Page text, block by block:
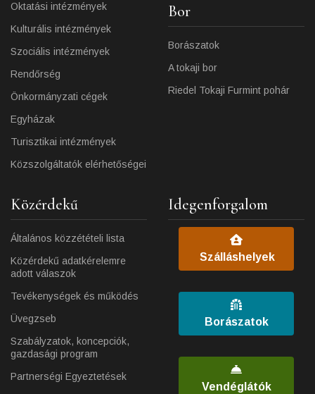
Oktatási intézmények
Kulturális intézmények
Szociális intézmények
Rendőrség
Önkormányzati cégek
Egyházak
Turisztikai intézmények
Közszolgáltatók elérhetőségei
Bor
Borászatok
A tokaji bor
Riedel Tokaji Furmint pohár
Közérdekű
Általános közzétételi lista
Közérdekű adatkérelemre
adott válaszok
Tevékenységek és működés
Üvegzseb
Szabályzatok, koncepciók,
gazdasági program
Partnerségi Egyeztetések
Idegenforgalom
Szálláshelyek
Borászatok
Vendéglátók